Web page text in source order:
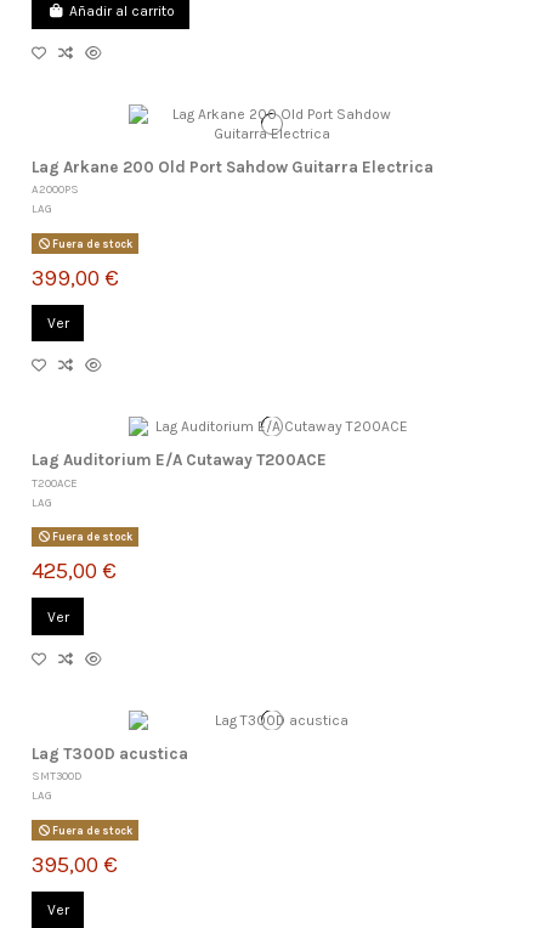
Añadir al carrito
Lag Arkane 200 Old Port Sahdow Guitarra Electrica
A200OPS
LAG
Fuera de stock
399,00 €
Ver
Lag Auditorium E/A Cutaway T200ACE
T200ACE
LAG
Fuera de stock
425,00 €
Ver
Lag T300D acustica
SMT300D
LAG
Fuera de stock
395,00 €
Ver